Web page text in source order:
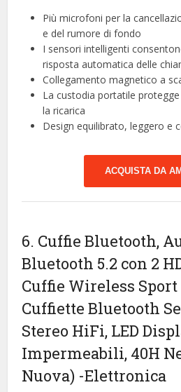
Più microfoni per la
e del rumore di fondo
I sensori intelligenti
risposta automatica delle
Collegamento magnetico a
La custodia portatile
la ricarica
Design equilibrato, leggero e
ACQUISTA DA
6. Cuffie Bluetooth,
Bluetooth 5.2 con 2
Cuffie Wireless Sport
Cuffiette Bluetooth
Stereo HiFi, LED
Impermeabili, 40H
Nuova) -Elettronica